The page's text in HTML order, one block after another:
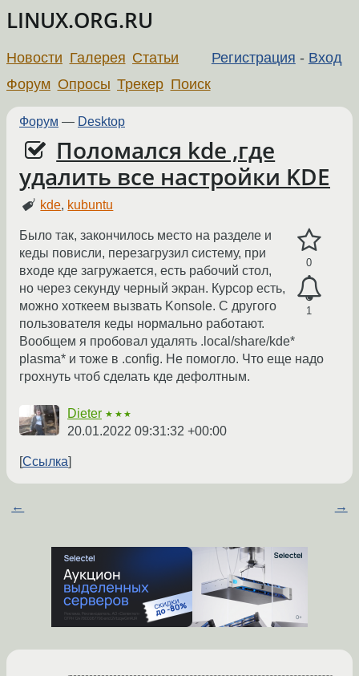
LINUX.ORG.RU
Регистрация - Вход
Новости Галерея Статьи
Форум Опросы Трекер Поиск
Форум — Desktop
Поломался kde ,где
удалить все настройки KDE
kde, kubuntu
0
1
Было так, закончилось место на разделе и
кеды повисли, перезагрузил систему, при
входе кде загружается, есть рабочий стол,
но через секунду черный экран. Курсор есть,
можно хоткеем вызвать Konsole. С другого
пользователя кеды нормально работают.
Вообщем я пробовал удалять .local/share/kde*
plasma* и тоже в .config. Не помогло. Что еще надо
грохнуть чтоб сделать кде дефолтным.
Dieter ★★★
20.01.2022 09:31:32 +00:00
Ссылка
← →